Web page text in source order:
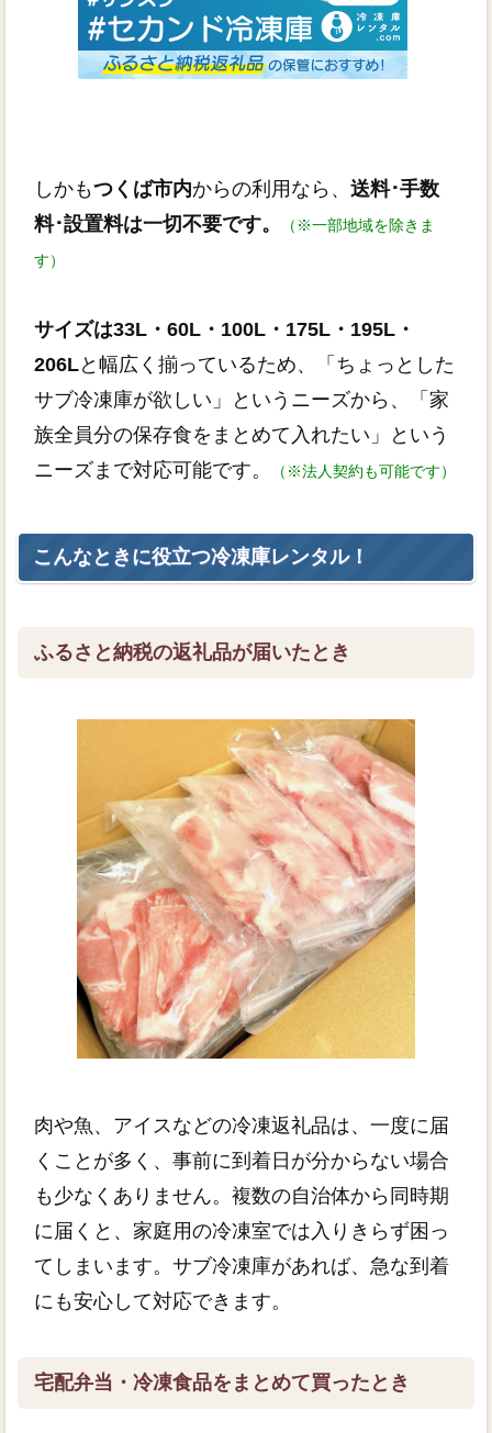
しかもつくば市内からの利用なら、 送料･手数
料･設置料は一切不要です。
（※一部地域を除きま
す）
サイズは33L・60L・100L・175L・195L・
206Lと幅広く揃っているため、「ちょっとした
サブ冷凍庫が欲しい」というニーズから、「家
族全員分の保存食をまとめて入れたい」という
ニーズまで対応可能です。
（※法人契約も可能です）
こんなときに役立つ冷凍庫レンタル！
ふるさと納税の返礼品が届いたとき
肉や魚、アイスなどの冷凍返礼品は、一度に届
くことが多く、事前に到着日が分からない場合
も少なくありません。複数の自治体から同時期
に届くと、家庭用の冷凍室では入りきらず困っ
てしまいます。サブ冷凍庫があれば、急な到着
にも安心して対応できます。
宅配弁当・冷凍食品をまとめて買ったとき